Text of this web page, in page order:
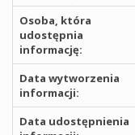
Osoba, która
udostępnia
informację:
Data wytworzenia
informacji:
Data udostępnienia